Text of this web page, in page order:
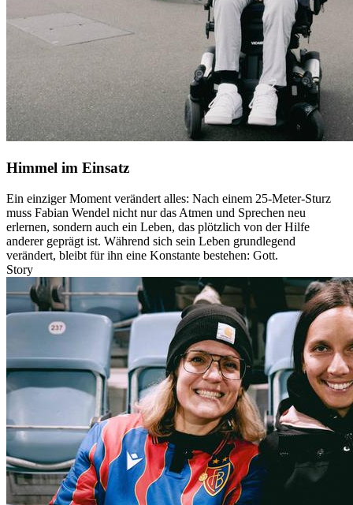
Himmel im Einsatz
Ein einziger Moment verändert alles: Nach einem 25-Meter-Sturz
muss Fabian Wendel nicht nur das Atmen und Sprechen neu
erlernen, sondern auch ein Leben, das plötzlich von der Hilfe
anderer geprägt ist. Während sich sein Leben grundlegend
verändert, bleibt für ihn eine Konstante bestehen: Gott.
Story